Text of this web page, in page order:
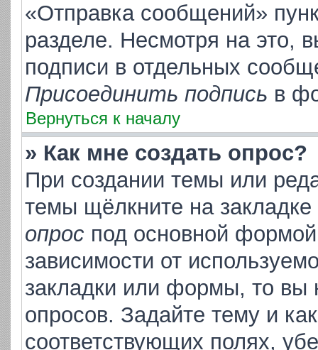
«Отправка сообщений»
разделе. Несмотря на это,
подписи в отдельных
Присоединить подпись в
Вернуться к началу
» Как мне создать опрос?
При создании темы или
темы щёлкните на
опрос под основной
зависимости от
закладки или формы, то вы
опросов. Задайте тему и
соответствующих полях,